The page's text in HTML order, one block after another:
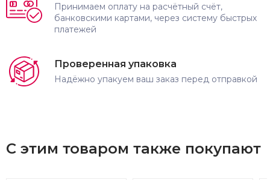
Принимаем оплату на расчётный счёт,
банковскими картами, через систему быстрых
платежей
Проверенная упаковка
Надёжно упакуем ваш заказ перед отправкой
С этим товаром также покупают